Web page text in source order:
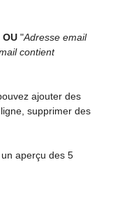
OU "Adresse email
contient
ajouter des
supprimer des
aperçu des 5